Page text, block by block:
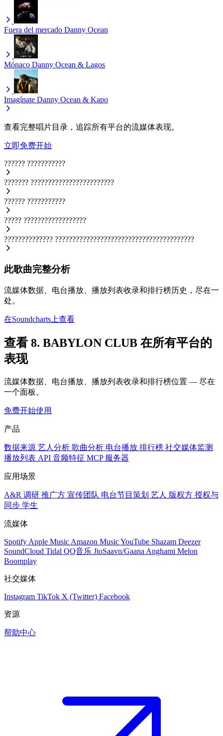
Fuera del mercado Danny Ocean
Mónaco Danny Ocean & Lagos
Imagínate Danny Ocean & Kapo
查看完整唱片目录，追踪所有平台的流媒体表现。
立即免费开始
?????? ???????????
??????? ????????????????????????
?????? ???????????
????? ??????????????????
?????????????? ????????????????????????????????????????
此歌曲完整分析
流媒体数据、电台播放、播放列表收录和排行榜历史，尽在一
处。
在Soundcharts上查看
查看 8. BABYLON CLUB 在所有平台的
表现
流媒体数据、电台播放、播放列表收录和排行榜位置 — 尽在
一个面板。
免费开始使用
产品
数据来源 艺人分析 歌曲分析 电台播放 排行榜 社交媒体监测
播放列表 API 音频特征 MCP 服务器
应用场景
A&R 调研 推广方 宣传团队 电台节目策划 艺人 版权方 授权与
同步 学生
流媒体
Spotify Apple Music Amazon MusicYouTube Shazam Deezer
SoundCloud Tidal QQ音乐 JioSaavn/Gaana Anghami Melon
Boomplay
社交媒体
Instagram TikTok X (Twitter) Facebook
资源
帮助中心